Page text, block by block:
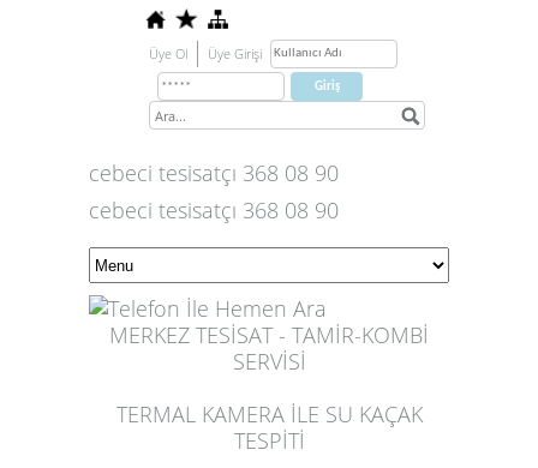
Üye Ol Üye Girişi
cebeci tesisatçı 368 08 90
cebeci tesisatçı 368 08 90
MERKEZ TESİSAT - TAMİR-KOMBİ
SERVİSİ
TERMAL KAMERA İLE SU KAÇAK
TESPİTİ